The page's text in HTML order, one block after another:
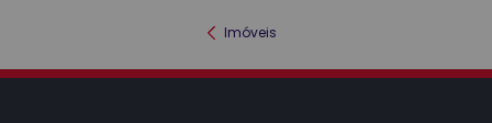
Imóveis